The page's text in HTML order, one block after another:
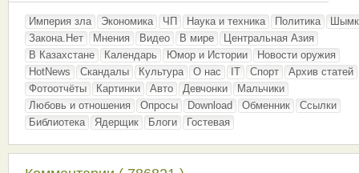
Империя зла Экономика ЧП Наука и техника Политика
Закона.Нет
Мнения Видео В мире
Центральная Азия
В Казахстане
Календарь Юмор и Истории
Новости оружия
HotNews
Скандалы Культура О нас IT Спорт
Архив статей
Фотоотчёты
Картинки Авто Девчонки
Мальчики
Любовь и отношения
Опросы Download Обменник
Ссылки
Библиотека
Ядерщик Блоги Гостевая